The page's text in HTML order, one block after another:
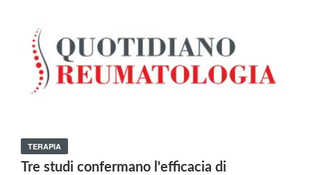
TERAPIA
Tre studi confermano l'efficacia di